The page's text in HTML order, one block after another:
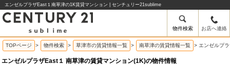
エンゼルプラザEast１南草津の1K賃貸マンション | センチュリー21sublime
物件検索 お店へ連絡
TOPページ > 物件検索 > 草津市の賃貸情報一覧 > 南草津の賃貸情報一覧 > エンゼルプ
エンゼルプラザEast１ 南草津の賃貸マンション(1K)の物件情報